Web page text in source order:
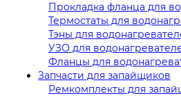
Прокладка фланца для
Термостаты для
Тэны для
УЗО для
Фланцы для
Запчасти для запайщиков
Ремкомплекты для